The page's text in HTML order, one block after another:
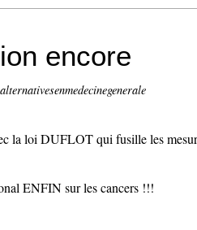
encore
la loi DUFLOT qui fusille les
ENFIN sur les cancers !!!